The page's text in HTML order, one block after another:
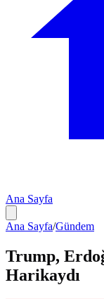
Ana Sayfa
Ana Sayfa/Gündem
Trump,
Harikaydı